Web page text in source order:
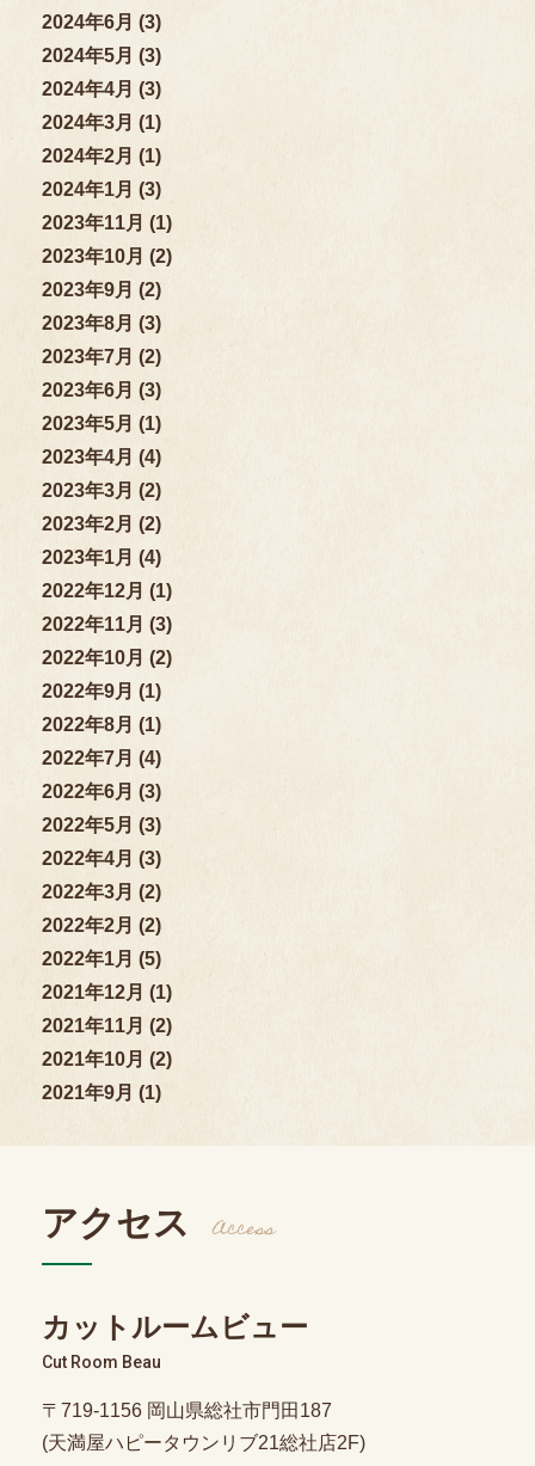
2024年6月 (3)
2024年5月 (3)
2024年4月 (3)
2024年3月 (1)
2024年2月 (1)
2024年1月 (3)
2023年11月 (1)
2023年10月 (2)
2023年9月 (2)
2023年8月 (3)
2023年7月 (2)
2023年6月 (3)
2023年5月 (1)
2023年4月 (4)
2023年3月 (2)
2023年2月 (2)
2023年1月 (4)
2022年12月 (1)
2022年11月 (3)
2022年10月 (2)
2022年9月 (1)
2022年8月 (1)
2022年7月 (4)
2022年6月 (3)
2022年5月 (3)
2022年4月 (3)
2022年3月 (2)
2022年2月 (2)
2022年1月 (5)
2021年12月 (1)
2021年11月 (2)
2021年10月 (2)
2021年9月 (1)
アクセス Access
カットルームビュー
Cut Room Beau
〒719-1156 岡山県総社市門田187
(天満屋ハピータウンリブ21総社店2F)